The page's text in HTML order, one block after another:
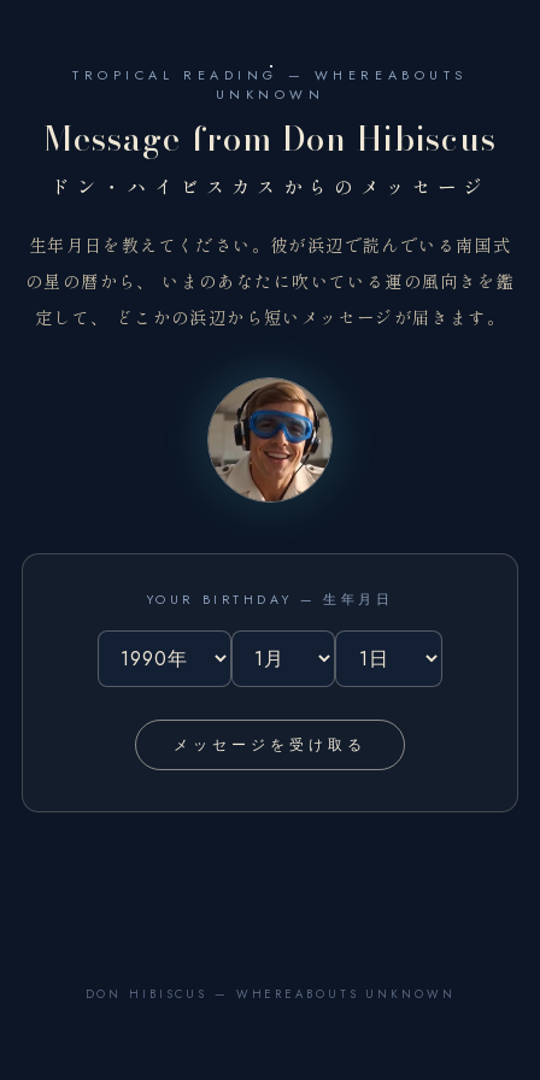
TROPICAL READING — WHEREABOUTS
UNKNOWN
Message from Don Hibiscus
ドン・ハイビスカスからのメッセージ
生年月日を教えてください。彼が浜辺で読んでいる南国式
の星の暦から、 いまのあなたに吹いている運の風向きを鑑
定して、 どこかの浜辺から短いメッセージが届きます。
YOUR BIRTHDAY — 生年月日
メッセージを受け取る
DON HIBISCUS — WHEREABOUTS UNKNOWN